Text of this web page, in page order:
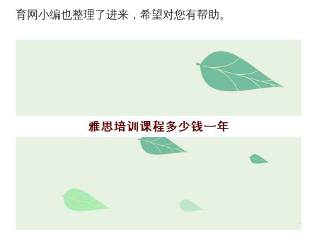
育网小编也整理了进来，希望对您有帮助。